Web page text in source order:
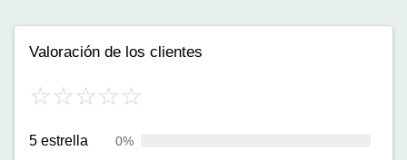
Valoración de los clientes
5 estrella 0%